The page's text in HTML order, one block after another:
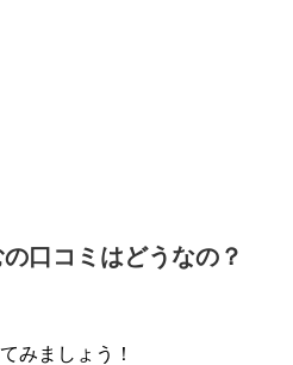
口コミはどうなの？
みましょう！